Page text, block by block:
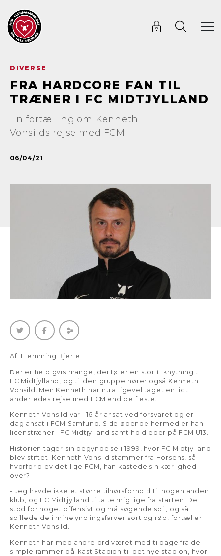
DIVERSE
FRA HARDCORE FAN TIL
TRÆNER I FC MIDTJYLLAND
En fortælling om Kenneth
Vonsilds rejse med FCM.
06/04/21
Af: Flemming Bjerre
Der er heldigvis mange, der føler en stor tilknytning til
FC Midtjylland, og til den gruppe hører også Kenneth
Vonsild. Men Kenneth har nu alligevel taget en lidt
anderledes rejse med FCM end de fleste.
Kenneth Vonsild var i 16 år ansat ved forsvaret og er i
dag ansat i FCM Samfund. Sideløbende hermed er han
licenstræner i FC Midtjylland samt holdleder på FCM U13.
Historien tager sin begyndelse i 1999, hvor FC Midtjylland
blev stiftet. Kenneth Vonsild stammer fra Horsens, så
hvorfor blev det lige FCM, han kastede sin kærlighed
over?
- Jeg havde ikke et større tilhørsforhold til nogen anden
klub, og FC Midtjylland tiltalte mig lige fra starten. De
stod for noget offensivt og målsøgende spil, og så
spillede de i mine yndlingsfarver sort og rød, fortæller
Kenneth Vonsild.
Kenneth har med andre ord været med tilbage fra de
simple rammer på Ikast Stadion til det nye stadion, hvor